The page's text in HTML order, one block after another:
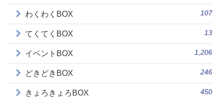
わくわくBOX 107
てくてくBOX 13
イベントBOX 1,206
どきどきBOX 246
きょろきょろBOX 450